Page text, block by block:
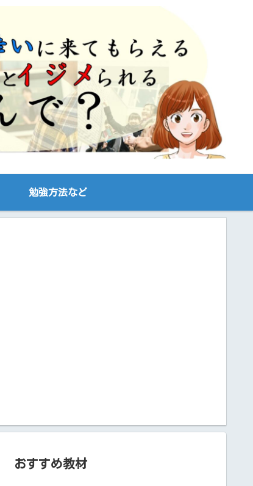
勉強方法など
おすすめ教材